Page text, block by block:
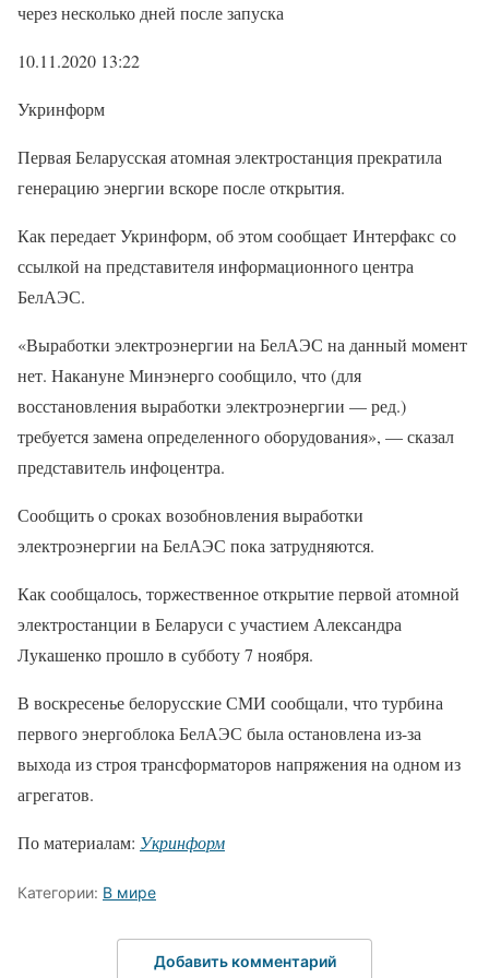
через несколько дней после запуска
10.11.2020 13:22
Укринформ
Первая Беларусская атомная электростанция прекратила
генерацию энергии вскоре после открытия.
Как передает Укринформ, об этом сообщает Интерфакс со
ссылкой на представителя информационного центра
БелАЭС.
«Выработки электроэнергии на БелАЭС на данный момент
нет. Накануне Минэнерго сообщило, что (для
восстановления выработки электроэнергии — ред.)
требуется замена определенного оборудования», — сказал
представитель инфоцентра.
Сообщить о сроках возобновления выработки
электроэнергии на БелАЭС пока затрудняются.
Как сообщалось, торжественное открытие первой атомной
электростанции в Беларуси с участием Александра
Лукашенко прошло в субботу 7 ноября.
В воскресенье белорусские СМИ сообщали, что турбина
первого энергоблока БелАЭС была остановлена из-за
выхода из строя трансформаторов напряжения на одном из
агрегатов.
По материалам: Укринформ
Категории: В мире
Добавить комментарий